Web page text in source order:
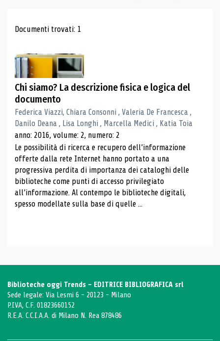
Risultati di ricerca
Documenti trovati: 1
Chi siamo? La descrizione fisica e logica del
documento
Federica Viazzi, Chiara Consonni , Valeria De Francesca ,
Danilo Deana , Lisa Longhi , Marcella Medici , Katia Toia
anno: 2016, volume: 2, numero: 2
Le possibilità di ricerca e recupero dell’informazione
offerte dalla rete Internet hanno portato a una
progressiva perdita di importanza dei cataloghi delle
biblioteche come punti di accesso privilegiato
all’informazione. Al contempo le biblioteche digitali,
spesso modellate sulla base di quelle ...
Biblioteche oggi Trends - EDITRICE BIBLIOGRAFICA srl
Sede legale: Via Lesmi 6 - 20123 - Milano
P.IVA, C.F. 01823660152
R.E.A. C.C.I.A.A. di Milano N. Rea 878486